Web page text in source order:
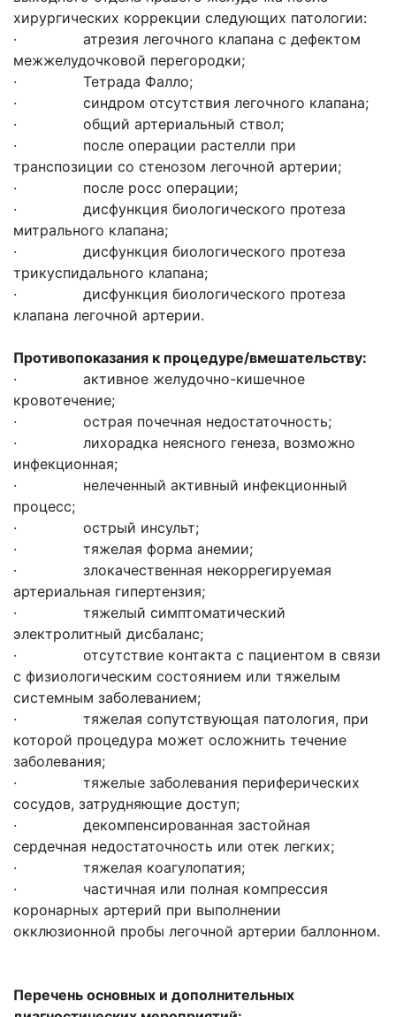
хирургических коррекции следующих патологии:
· атрезия легочного клапана с дефектом
межжелудочковой перегородки;
· Тетрада Фалло;
· синдром отсутствия легочного клапана;
· общий артериальный ствол;
· после операции растелли при
транспозиции со стенозом легочной артерии;
· после росс операции;
· дисфункция биологического протеза
митрального клапана;
· дисфункция биологического протеза
трикуспидального клапана;
· дисфункция биологического протеза
клапана легочной артерии.
Противопоказания к процедуре/вмешательству:
· активное желудочно-кишечное
кровотечение;
· острая почечная недостаточность;
· лихорадка неясного генеза, возможно
инфекционная;
· нелеченный активный инфекционный
процесс;
· острый инсульт;
· тяжелая форма анемии;
· злокачественная некоррегируемая
артериальная гипертензия;
· тяжелый симптоматический
электролитный дисбаланс;
· отсутствие контакта с пациентом в связи
с физиологическим состоянием или тяжелым
системным заболеванием;
· тяжелая сопутствующая патология, при
которой процедура может осложнить течение
заболевания;
· тяжелые заболевания периферических
сосудов, затрудняющие доступ;
· декомпенсированная застойная
сердечная недостаточность или отек легких;
· тяжелая коагулопатия;
· частичная или полная компрессия
коронарных артерий при выполнении
окклюзионной пробы легочной артерии баллонном.
Перечень основных и дополнительных